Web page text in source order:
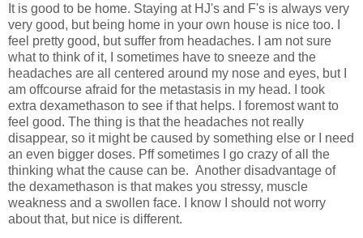
It is good to be home. Staying at HJ's and F's is always very
very good, but being home in your own house is nice too. I
feel pretty good, but suffer from headaches. I am not sure
what to think of it, I sometimes have to sneeze and the
headaches are all centered around my nose and eyes, but I
am offcourse afraid for the metastasis in my head. I took
extra dexamethason to see if that helps. I foremost want to
feel good. The thing is that the headaches not really
disappear, so it might be caused by something else or I need
an even bigger doses. Pff sometimes I go crazy of all the
thinking what the cause can be. Another disadvantage of
the dexamethason is that makes you stressy, muscle
weakness and a swollen face. I know I should not worry
about that, but nice is different.